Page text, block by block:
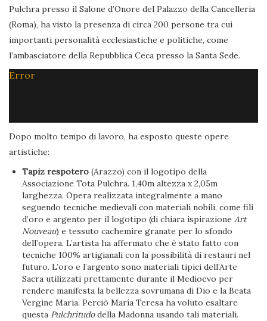
Pulchra presso il Salone d’Onore del Palazzo della Cancelleria
(Roma), ha visto la presenza di circa 200 persone tra cui
importanti personalità ecclesiastiche e politiche, come
l’ambasciatore della Repubblica Ceca presso la Santa Sede.
Error
Dopo molto tempo di lavoro, ha esposto queste opere
artistiche:
Tapiz respotero (Arazzo) con il logotipo della
Associazione Tota Pulchra. 1,40m altezza x 2,05m
larghezza. Opera realizzata integralmente a mano
seguendo tecniche medievali con materiali nobili, come fili
d’oro e argento per il logotipo (di chiara ispirazioneArt
Nouveau) e tessuto cachemire granate per lo sfondo
dell’opera. L’artista ha affermato che è stato fatto con
tecniche 100% artigianali con la possibilità di restauri nel
futuro. L’oro e l’argento sono materiali tipici dell’Arte
Sacra utilizzati prettamente durante il Medioevo per
rendere manifesta la bellezza sovrumana di Dio e la Beata
Vergine Maria. Perciò María Teresa ha voluto esaltare
questa Pulchritudodella Madonna usando tali materiali.